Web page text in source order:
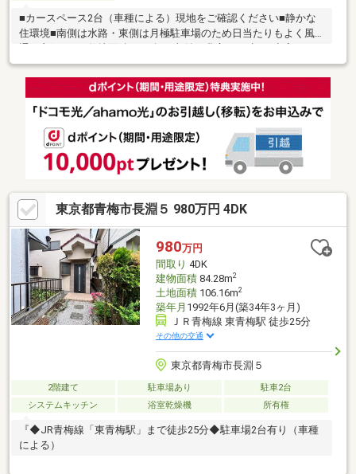
■カースペース2台（車種による）現地をご確認ください■静かな
住環境■南側は水路・東側は月極駐車場のため日当たりもよく風
め内見も可能です！ぜひご検討ください
東京都青梅市長淵５ 980万円 4DK
980万円
間取り 4DK
建物面積84.28m2
土地面積106.16m2
築年月 1992年6月(築34年3ヶ月)
ＪＲ青梅線 東青梅駅 徒歩25分
その他の交通
東京都青梅市長淵５
2階建て 駐車場あり
駐車2台
システムキッチン
浴室乾燥機 所有権
『◆JR青梅線「東青梅駅」まで徒歩25分◆駐車場2台有り（車種
による）